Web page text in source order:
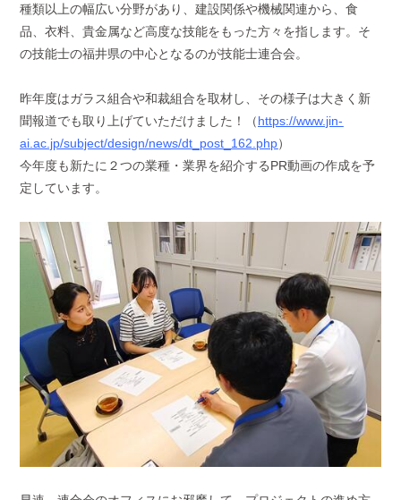
種類以上の幅広い分野があり、建設関係や機械関連から、食
品、衣料、貴金属など高度な技能をもった方々を指します。 そ
の技能士の福井県の中心となるのが技能士連合会。
昨年度はガラス組合や和裁組合を取材し、その様子は大きく新
聞報道でも取り上げていただけました！（https://www.jin-
ai.ac.jp/subject/design/news/dt_post_162.php）
今年度も新たに２つの業種・業界を紹介するPR動画の作成を予
定しています。